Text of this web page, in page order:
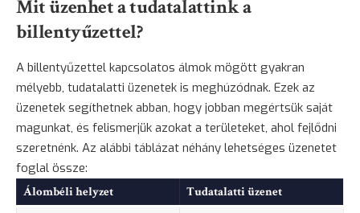
Mit üzenhet a tudatalattink a
billentyűzettel?
A billentyűzettel kapcsolatos álmok mögött gyakran
mélyebb, tudatalatti üzenetek is meghúzódnak. Ezek az
üzenetek segíthetnek abban, hogy jobban megértsük saját
magunkat, és felismerjük azokat a területeket, ahol fejlődni
szeretnénk. Az alábbi táblázat néhány lehetséges üzenetet
foglal össze:
Álombéli helyzet Tudatalatti üzenet